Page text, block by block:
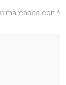
marcados con *